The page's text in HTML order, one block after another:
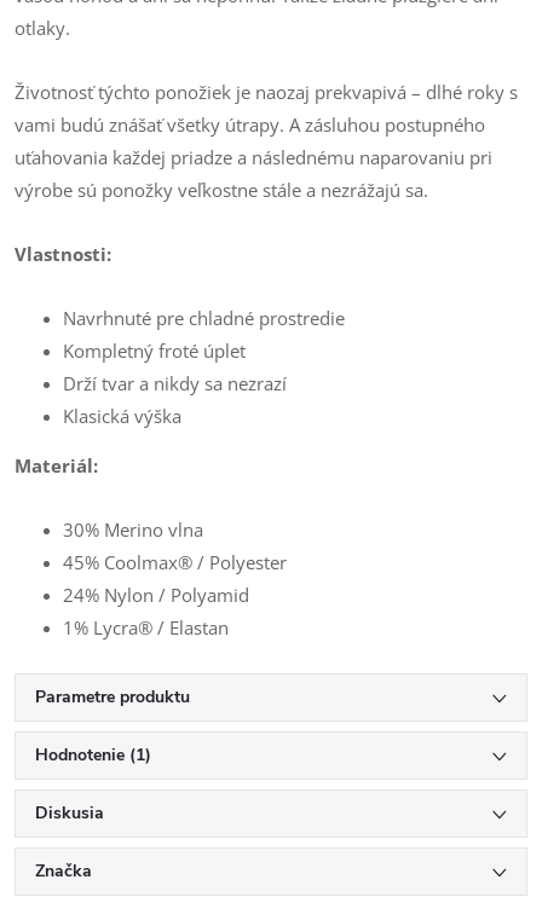
otlaky.
Životnosť týchto ponožiek je naozaj prekvapivá – dlhé roky s
vami budú znášať všetky útrapy. A zásluhou postupného
uťahovania každej priadze a následnému naparovaniu pri
výrobe sú ponožky veľkostne stále a nezrážajú sa.
Vlastnosti:
Navrhnuté pre chladné prostredie
Kompletný froté úplet
Drží tvar a nikdy sa nezrazí
Klasická výška
Materiál:
30% Merino vlna
45% Coolmax® / Polyester
24% Nylon / Polyamid
1% Lycra® / Elastan
Parametre produktu
Hodnotenie (1)
Diskusia
Značka